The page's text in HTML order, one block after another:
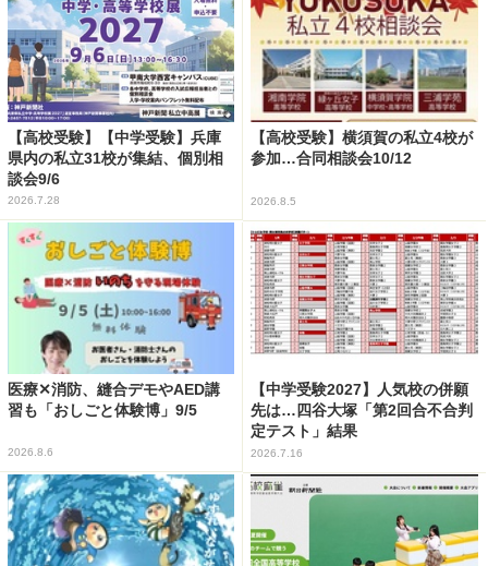
【高校受験】【中学受験】兵庫
県内の私立31校が集結、個別相
談会9/6
2026.7.28
【高校受験】横須賀の私立4校が
参加…合同相談会10/12
2026.8.5
医療✕消防、縫合デモやAED講
習も「おしごと体験博」9/5
2026.8.6
【中学受験2027】人気校の併願
先は…四谷大塚「第2回合不合判
定テスト」結果
2026.7.16